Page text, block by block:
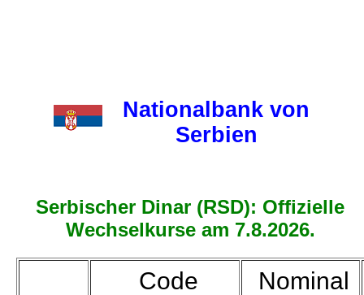
Nationalbank von
Serbien
Serbischer Dinar (RSD): Offizielle
Wechselkurse am 7.8.2026.
Code Nominal